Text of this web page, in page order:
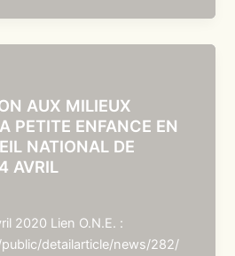
AUX MILIEUX
PETITE ENFANCE EN
NATIONAL DE
AVRIL
2020 Lien O.N.E. :
detailarticle/news/282/